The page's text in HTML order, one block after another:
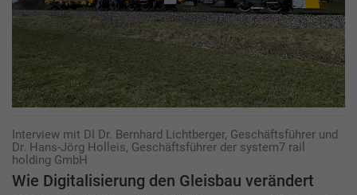
Interview mit DI Dr. Bernhard Lichtberger, Geschäftsführer und
Dr. Hans-Jörg Holleis, Geschäftsführer der system7 rail
holding GmbH
Wie Digitalisierung den Gleisbau verändert